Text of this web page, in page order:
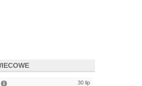
30 lip